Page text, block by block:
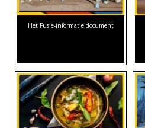
Het Fusie-informatie document